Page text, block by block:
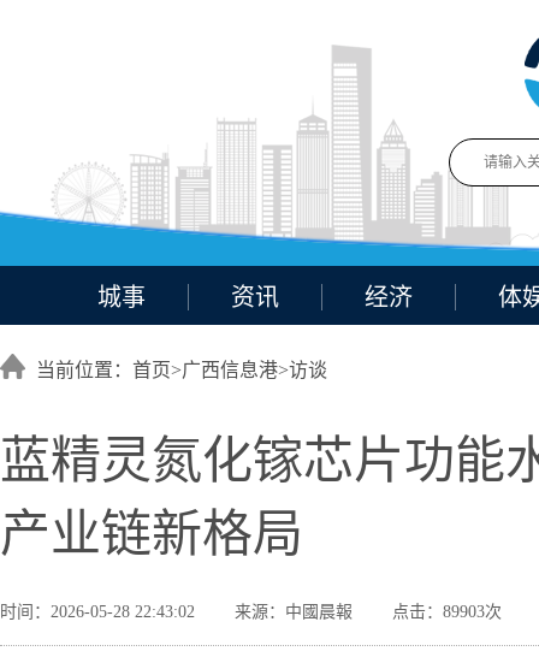
城事 资讯 经济 体
当前位置：首页>广西信息港>访谈
蓝精灵氮化镓芯片功能
产业链新格局
时间：2026-05-28 22:43:02 来源：中國晨報 点击：89903次